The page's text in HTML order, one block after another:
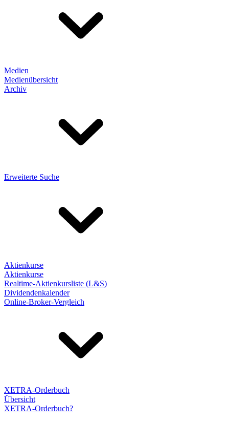
Medien
Medienübersicht
Archiv
Erweiterte Suche
Aktienkurse
Aktienkurse
Realtime-Aktienkursliste (L&S)
Dividendenkalender
Online-Broker-Vergleich
XETRA-Orderbuch
Übersicht
XETRA-Orderbuch?